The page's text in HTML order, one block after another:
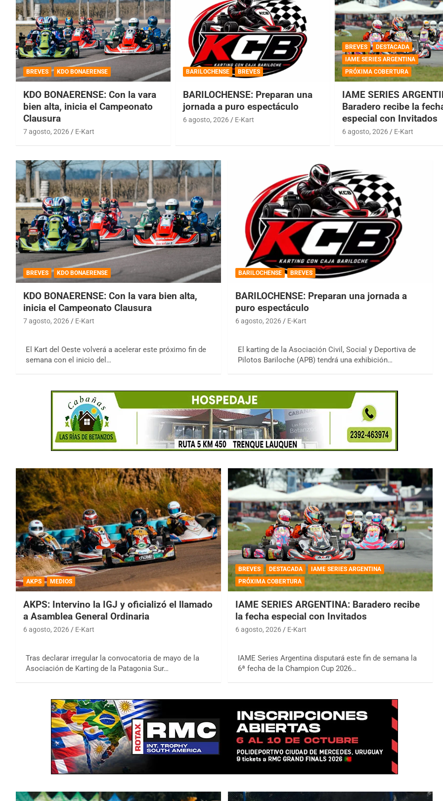
BREVES KDO BONAERENSE
KDO BONAERENSE: Con la vara
bien alta, inicia el Campeonato
Clausura
7 agosto, 2026 E-Kart
BARILOCHENSE BREVES
BARILOCHENSE: Preparan una
jornada a puro espectáculo
6 agosto, 2026 E-Kart
BREVES
DESTACADA
IAME SERIES ARGENTINA
PRÓXIMA COBERTURA
IAME SERIES
Baradero recibe la
especial con Invitados
6 agosto, 2026 E-Kart
BREVES KDO BONAERENSE
KDO BONAERENSE: Con la vara bien alta,
inicia el Campeonato Clausura
7 agosto, 2026 E-Kart
El Kart del Oeste volverá a acelerar este próximo fin de
semana con el inicio del…
BARILOCHENSE BREVES
BARILOCHENSE: Preparan una jornada a
puro espectáculo
6 agosto, 2026 E-Kart
El karting de la Asociación Civil, Social y Deportiva de
Pilotos Bariloche (APB) tendrá una exhibición…
AKPS MEDIOS
AKPS: Intervino la IGJ y oficializó el llamado
a Asamblea General Ordinaria
6 agosto, 2026 E-Kart
Tras declarar irregular la convocatoria de mayo de la
Asociación de Karting de la Patagonia Sur…
BREVES DESTACADA
IAME SERIES ARGENTINA
PRÓXIMA COBERTURA
IAME SERIES ARGENTINA: Baradero recibe
la fecha especial con Invitados
6 agosto, 2026 E-Kart
IAME Series Argentina disputará este fin de semana la
6ª fecha de la Champion Cup 2026…